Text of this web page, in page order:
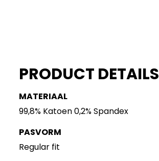
PRODUCT DETAILS
MATERIAAL
99,8% Katoen 0,2% Spandex
PASVORM
Regular fit